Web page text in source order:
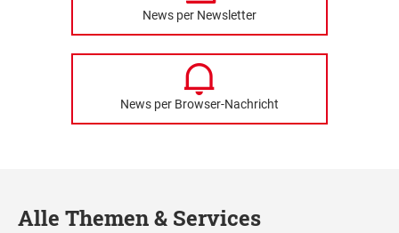
News per Newsletter
News per Browser-Nachricht
Alle Themen & Services